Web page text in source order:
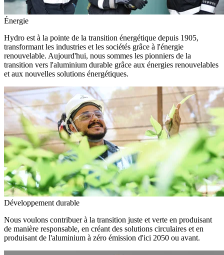
Énergie
Hydro est à la pointe de la transition énergétique depuis 1905,
transformant les industries et les sociétés grâce à l'énergie
renouvelable. Aujourd'hui, nous sommes les pionniers de la
transition vers l'aluminium durable grâce aux énergies renouvelables
et aux nouvelles solutions énergétiques.
Développement durable
Nous voulons contribuer à la transition juste et verte en produisant
de manière responsable, en créant des solutions circulaires et en
produisant de l'aluminium à zéro émission d'ici 2050 ou avant.